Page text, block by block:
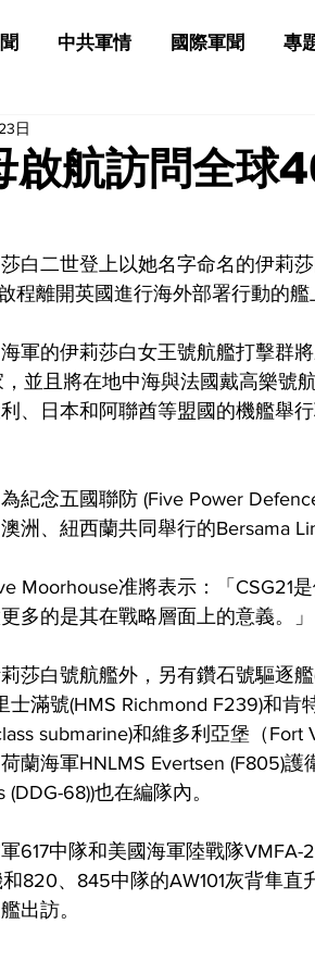
啟航訪問全球
日
白二世登上以她名字命名的伊莉
程離開英國進行海外部署行動的艦
軍的伊莉莎白女王號航艦打擊群
並且將在地中海與法國戴高樂號
、日本和阿聯酋等盟國的機艦舉
紀念五國聯防 (Five Power
洲、紐西蘭共同舉行的Bersama
Moorhouse准將表示：「CSG21
多的是其在戰略層面上的意義。」
莎白號航艦外，另有鑽石號驅逐
士滿號(HMS Richmond F239)和肯
submarine)和維多利亞堡（Fort
蘭海軍HNLMS Evertsen (F805)
68))也在編隊內。
617中隊和美國海軍陸戰隊VMFA-
820、845中隊的AW101灰背隼
出訪。
中共軍情 國際軍聞 專